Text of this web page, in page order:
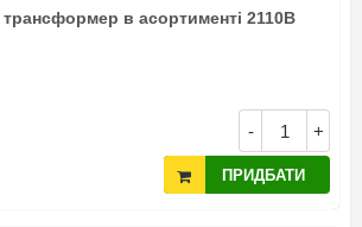
в асортименті 2110В
- +
ПРИДБАТИ